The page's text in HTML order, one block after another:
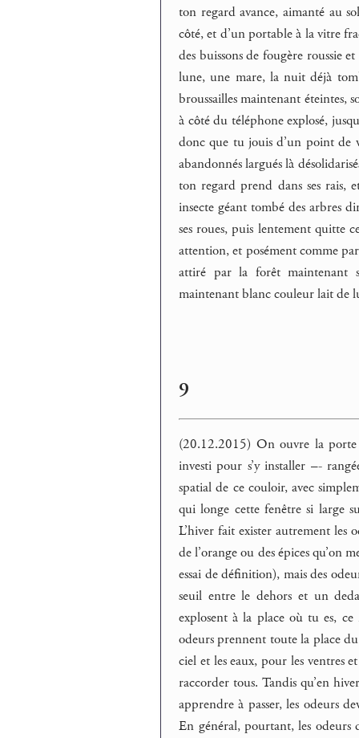
ton regard avance, aimanté au
côté, et d’un portable à la vitre
des buissons de fougère roussie
lune, une mare, la nuit déjà
broussailles maintenant éteintes,
à côté du téléphone explosé,
donc que tu jouis d’un point de
abandonnés largués là
ton regard prend dans ses rais,
insecte géant tombé des arbres
ses roues, puis lentement quitte
attention, et posément comme
attiré par la forêt maintenant
maintenant blanc couleur lait de
9
(20.12.2015) On ouvre la
investi pour s’y installer –-
spatial de ce couloir, avec
qui longe cette fenêtre si large
L’hiver fait exister autrement les
de l’orange ou des épices qu’on
essai de définition), mais des
seuil entre le dehors et un
explosent à la place où tu es,
odeurs prennent toute la place
ciel et les eaux, pour les ventres
raccorder tous. Tandis qu’en
apprendre à passer, les odeurs
En général, pourtant, les odeurs